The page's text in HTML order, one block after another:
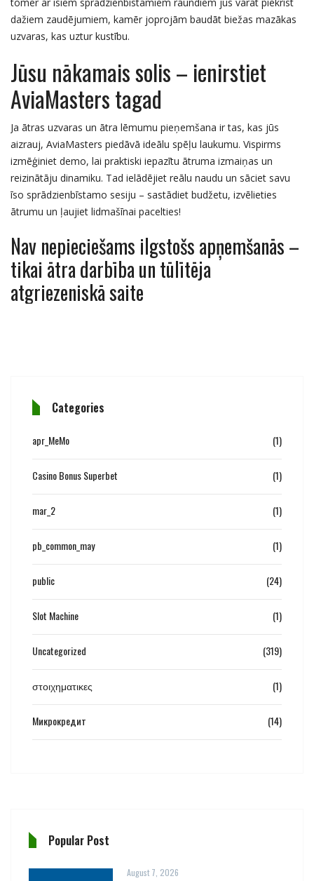
dažiem zaudējumiem, kamēr joprojām baudāt biežas mazākas
uzvaras, kas uztur kustību.
Jūsu nākamais solis – ienirstiet
AviaMasters tagad
Ja ātras uzvaras un ātra lēmumu pieņemšana ir tas, kas jūs
aizrauj, AviaMasters piedāvā ideālu spēļu laukumu. Vispirms
izmēģiniet demo, lai praktiski iepazītu ātruma izmaiņas un
reizinātāju dinamiku. Tad ielādējiet reālu naudu un sāciet savu
īso sprādzienbīstamo sesiju – sastādiet budžetu, izvēlieties
ātrumu un ļaujiet lidmašīnai pacelties!
Nav nepieciešams ilgstošs apņemšanās –
tikai ātra darbība un tūlītēja
atgriezeniskā saite
Categories
apr_MeMo (1)
Casino Bonus Superbet (1)
mar_2 (1)
pb_common_may (1)
public (24)
Slot Machine (1)
Uncategorized (319)
στοιχηματικες (1)
Микрокредит (14)
Popular Post
August 7, 2026